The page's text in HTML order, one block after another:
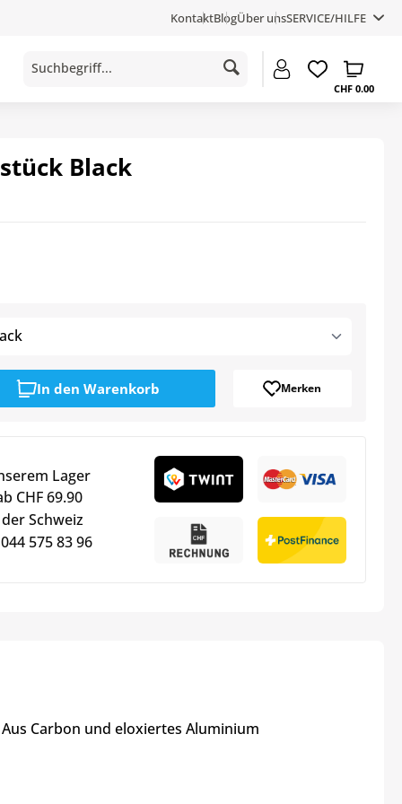
KontaktBlogÜber unsSERVICE/HILFE
CHF 0.00
Black
In den Warenkorb Merken
Lager
CHF 69.90
Schweiz
575 83 96
Carbon und eloxiertes Aluminium